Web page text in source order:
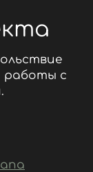
работы с